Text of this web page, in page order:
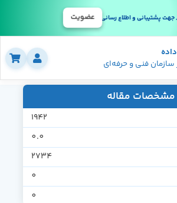
جهت پشتیبانی و اطلاع رسانی عضویت
سازمان فنی و حرفه‌ای
مشخصات مقاله
1942
0.0
2734
0
0